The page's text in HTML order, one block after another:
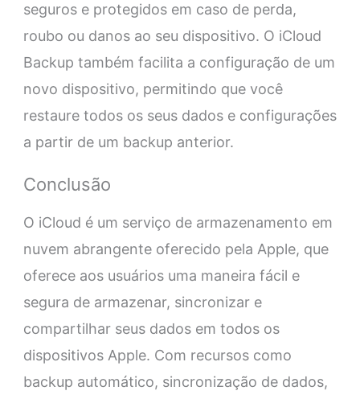
seguros e protegidos em caso de perda,
roubo ou danos ao seu dispositivo. O iCloud
Backup também facilita a configuração de um
novo dispositivo, permitindo que você
restaure todos os seus dados e configurações
a partir de um backup anterior.
Conclusão
O iCloud é um serviço de armazenamento em
nuvem abrangente oferecido pela Apple, que
oferece aos usuários uma maneira fácil e
segura de armazenar, sincronizar e
compartilhar seus dados em todos os
dispositivos Apple. Com recursos como
backup automático, sincronização de dados,